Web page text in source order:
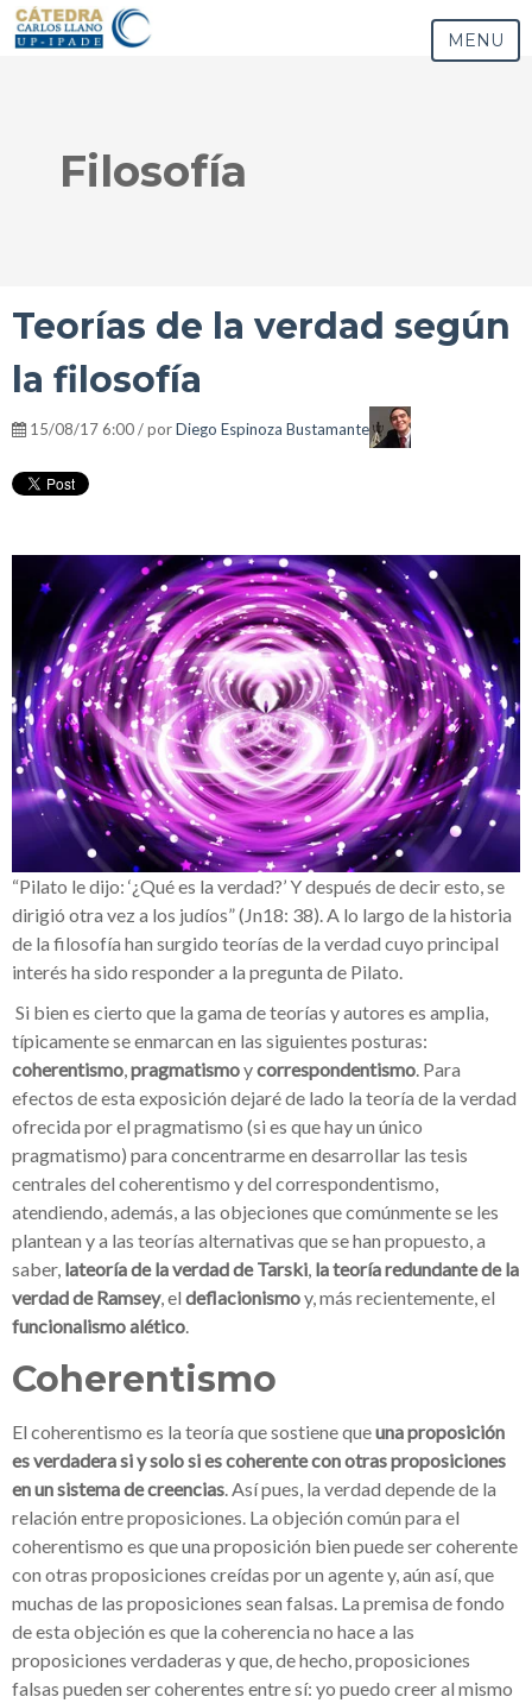
MENU
Filosofía
Teorías de la verdad según
la filosofía
15/08/17 6:00 / porDiego Espinoza Bustamante
“Pilato le dijo: ‘¿Qué es la verdad?’ Y después de decir esto, se
dirigió otra vez a los judíos” (Jn18: 38). A lo largo de la historia
de la filosofía han surgido teorías de la verdad cuyo principal
interés ha sido responder a la pregunta de Pilato.
Si bien es cierto que la gama de teorías y autores es amplia,
típicamente se enmarcan en las siguientes posturas:
coherentismo,pragmatismoycorrespondentismo. Para
efectos de esta exposición dejaré de lado la teoría de la verdad
ofrecida por el pragmatismo (si es que hay un único
pragmatismo) para concentrarme en desarrollar las tesis
centrales del coherentismo y del correspondentismo,
atendiendo, además, a las objeciones que comúnmente se les
plantean y a las teorías alternativas que se han propuesto, a
saber, lateoría de la verdad de Tarski, la teoría redundante de la
verdad de Ramsey, el deflacionismoy, más recientemente, el
funcionalismo alético.
Coherentismo
El coherentismo es la teoría que sostiene queuna proposición
es verdadera si y solo si es coherente con otras proposiciones
en un sistema de creencias. Así pues, la verdad depende de la
relación entre proposiciones. La objeción común para el
coherentismo es que una proposición bien puede ser coherente
con otras proposiciones creídas por un agente y, aún así, que
muchas de las proposiciones sean falsas. La premisa de fondo
de esta objeción es que la coherencia no hace a las
proposiciones verdaderas y que, de hecho, proposiciones
falsas pueden ser coherentes entre sí: yo puedo creer al mismo